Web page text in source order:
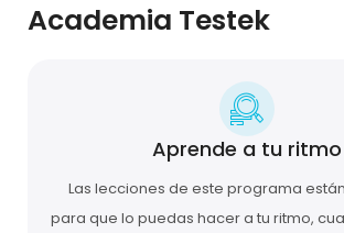
Academia Testek
Aprende a tu ritmo
Las lecciones de este programa
para que lo puedas hacer a tu ritmo,